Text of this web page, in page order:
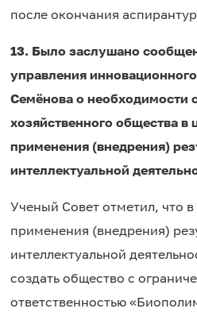
после окончания
13. Было заслушано
управления
Семёнова о необходимости
хозяйственного общества в
применения (внедрения)
интеллектуальной
Ученый Совет отметил, что в
применения (внедрения)
интеллектуальной
создать общество с
ответственностью